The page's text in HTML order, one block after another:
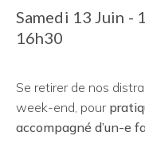
Samedi 13 Juin -
16h30
Se retirer de nos
week-end, pour
accompagné d’un-e